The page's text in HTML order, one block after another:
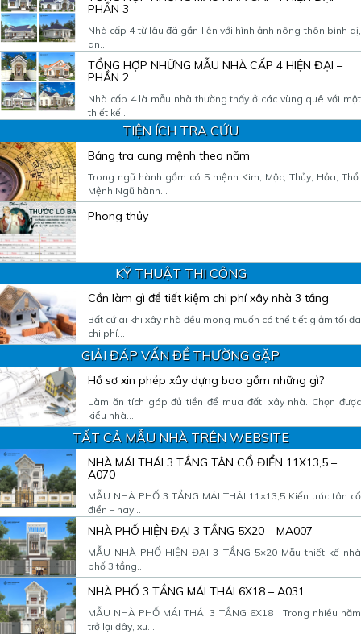
PHẦN 3
Nhà cấp 4 từ lâu đã gắn liền với hình ảnh nông thôn bình dị,
an...
TỔNG HỢP NHỮNG MẪU NHÀ CẤP 4 HIỆN ĐẠI –
PHẦN 2
Nhà cấp 4 là mẫu nhà thường thấy ở các vùng quê với một
thiết kế...
TIỆN ÍCH TRA CỨU
Bảng tra cung mệnh theo năm
Trong ngũ hành gồm có 5 mệnh Kim, Mộc, Thủy, Hỏa, Thổ.
Mệnh Ngũ hành...
Phong thủy
KỸ THUẬT THI CÔNG
Cần làm gì để tiết kiệm chi phí xây nhà 3 tầng
Bất cứ ai khi xây nhà đều mong muốn có thể tiết giảm tối đa
chi phí...
GIẢI ĐÁP VẤN ĐỀ THƯỜNG GẶP
Hồ sơ xin phép xây dựng bao gồm những gì?
Làm ăn tích góp đủ tiền để mua đất, xây nhà. Chọn được
kiểu nhà...
TẤT CẢ MẪU NHÀ TRÊN WEBSITE
NHÀ MÁI THÁI 3 TẦNG TÂN CỔ ĐIỂN 11X13,5 –
A070
MẪU NHÀ PHỐ 3 TẦNG MÁI THÁI 11×13,5 Kiến trúc tân cổ
điển – hay...
NHÀ PHỐ HIỆN ĐẠI 3 TẦNG 5X20 – MA007
MẪU NHÀ PHỐ HIỆN ĐẠI 3 TẦNG 5×20 Mẫu thiết kế nhà
phố 3 tầng...
NHÀ PHỐ 3 TẦNG MÁI THÁI 6X18 – A031
MẪU NHÀ PHỐ MÁI THÁI 3 TẦNG 6X18 Trong nhiều năm
trở lại đây, xu...